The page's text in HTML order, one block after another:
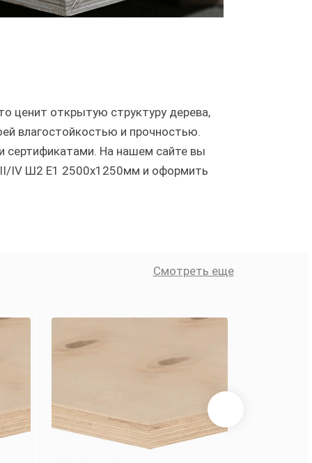
ценит открытую структуру дерева,
влагостойкостью и прочностью.
сертификатами. На нашем сайте вы
IV Ш2 Е1 2500х1250мм и оформить
Смотреть еще